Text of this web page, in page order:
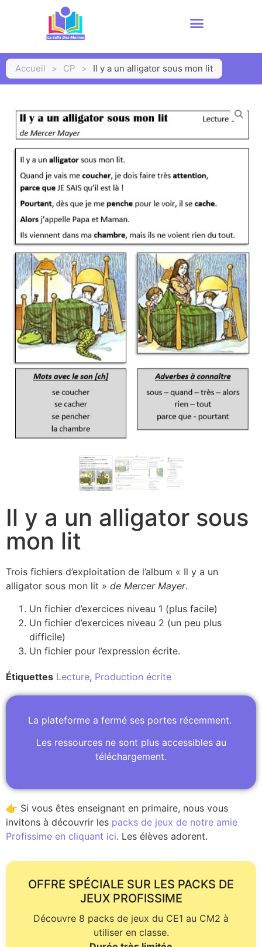
Accueil > CP > Il y a un alligator sous mon lit
Il y a un alligator sous
mon lit
Trois fichiers d’exploitation de l’album « Il y a un
alligator sous mon lit » de Mercer Mayer.
Un fichier d’exercices niveau 1 (plus facile)
Un fichier d’exercices niveau 2 (un peu plus
difficile)
Un fichier pour l’expression écrite.
Étiquettes Lecture, Production écrite
La plateforme a fermé ses portes récemment.
Les ressources ne sont plus accessibles au
téléchargement.
👉 Si vous êtes enseignant en primaire, nous vous
invitons à découvrir les packs de jeux de notre amie
Profissime en cliquant ici. Les élèves adorent.
OFFRE SPÉCIALE SUR LES PACKS DE
JEUX PROFISSIME
Découvre 8 packs de jeux du CE1 au CM2 à
utiliser en classe.